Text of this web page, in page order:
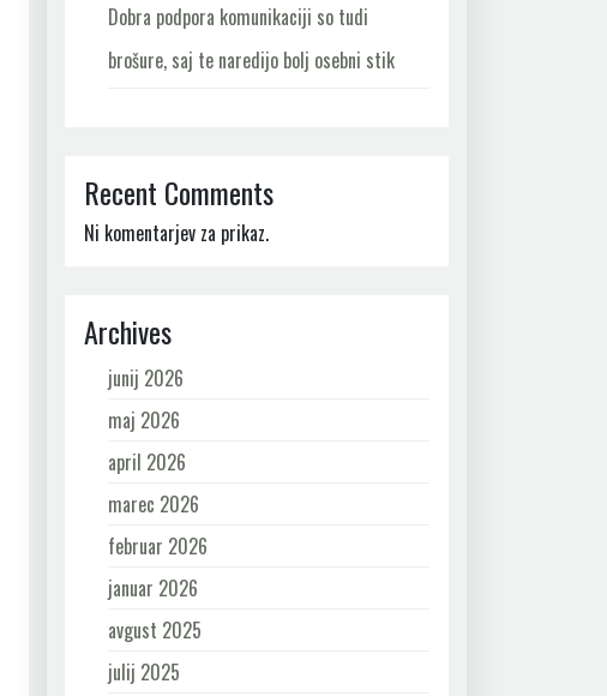
Dobra podpora komunikaciji so tudi
brošure, saj te naredijo bolj osebni stik
Recent Comments
Ni komentarjev za prikaz.
Archives
junij 2026
maj 2026
april 2026
marec 2026
februar 2026
januar 2026
avgust 2025
julij 2025